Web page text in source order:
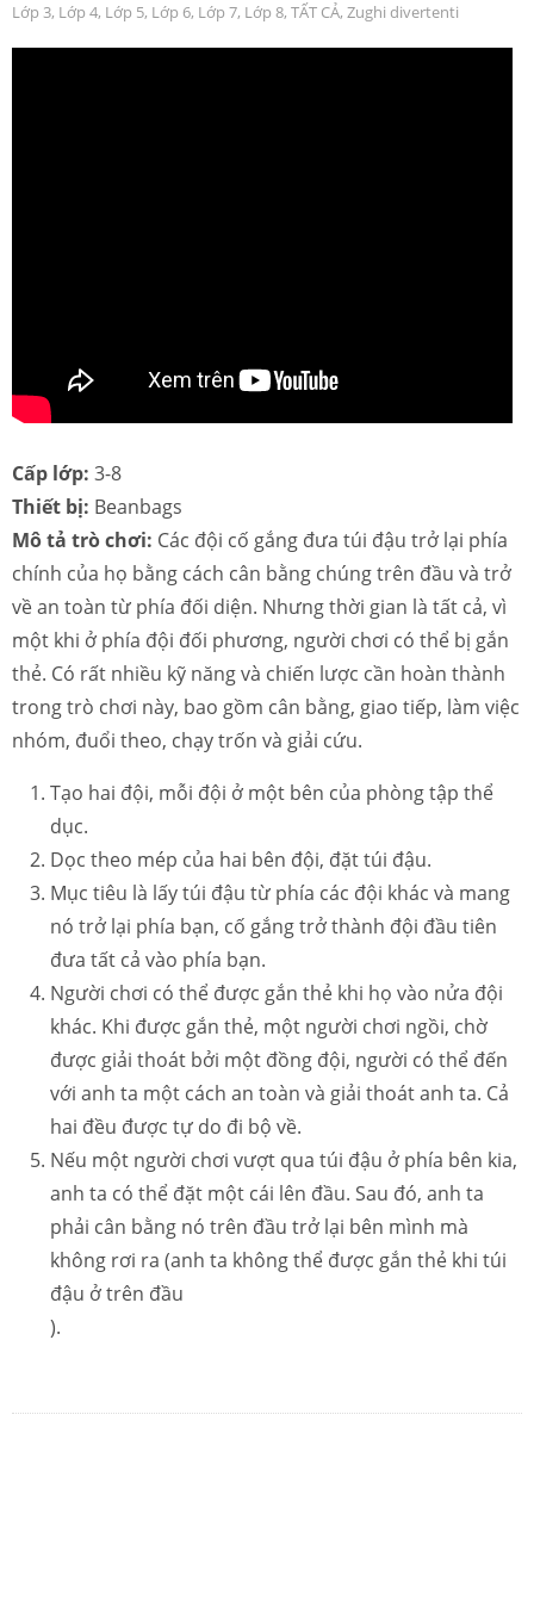
Lớp 3, Lớp 4, Lớp 5, Lớp 6, Lớp 7, Lớp 8, TẤT CẢ, Zughi divertenti
Cấp lớp: 3-8
Thiết bị: Beanbags
Mô tả trò chơi: Các đội cố gắng đưa túi đậu trở lại phía
chính của họ bằng cách cân bằng chúng trên đầu và trở
về an toàn từ phía đối diện. Nhưng thời gian là tất cả, vì
một khi ở phía đội đối phương, người chơi có thể bị gắn
thẻ. Có rất nhiều kỹ năng và chiến lược cần hoàn thành
trong trò chơi này, bao gồm cân bằng, giao tiếp, làm việc
nhóm, đuổi theo, chạy trốn và giải cứu.
Tạo hai đội, mỗi đội ở một bên của phòng tập thể
dục.
Dọc theo mép của hai bên đội, đặt túi đậu.
Mục tiêu là lấy túi đậu từ phía các đội khác và mang
nó trở lại phía bạn, cố gắng trở thành đội đầu tiên
đưa tất cả vào phía bạn.
Người chơi có thể được gắn thẻ khi họ vào nửa đội
khác. Khi được gắn thẻ, một người chơi ngồi, chờ
được giải thoát bởi một đồng đội, người có thể đến
với anh ta một cách an toàn và giải thoát anh ta. Cả
hai đều được tự do đi bộ về.
Nếu một người chơi vượt qua túi đậu ở phía bên kia,
anh ta có thể đặt một cái lên đầu. Sau đó, anh ta
phải cân bằng nó trên đầu trở lại bên mình mà
không rơi ra (anh ta không thể được gắn thẻ khi túi
đậu ở trên đầu
).